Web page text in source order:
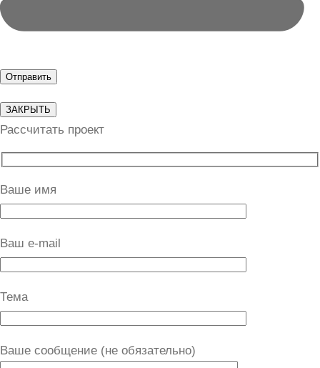
ЗАКРЫТЬ
Рассчитать проект
Ваше имя
Ваш e-mail
Тема
Ваше сообщение (не обязательно)